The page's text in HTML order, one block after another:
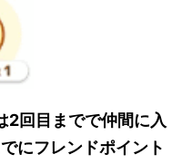
2回目までで仲間に入
にフレンドポイント